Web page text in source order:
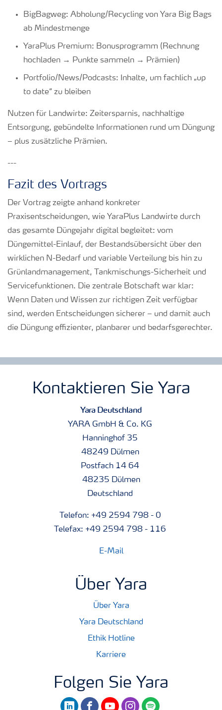
BigBagweg: Abholung/Recycling von Yara Big Bags
ab Mindestmenge
YaraPlus Premium: Bonusprogramm (Rechnung
hochladen → Punkte sammeln → Prämien)
Portfolio/News/Podcasts: Inhalte, um fachlich „up
to date“ zu bleiben
Nutzen für Landwirte: Zeitersparnis, nachhaltige
Entsorgung, gebündelte Informationen rund um Düngung
– plus zusätzliche Prämien.
---
Fazit des Vortrags
Der Vortrag zeigte anhand konkreter
Praxisentscheidungen, wie YaraPlus Landwirte durch
das gesamte Düngejahr digital begleitet: vom
Düngemittel-Einlauf, der Bestandsübersicht über den
wirklichen N-Bedarf und variable Verteilung bis hin zu
Grünlandmanagement, Tankmischungs-Sicherheit und
Servicefunktionen. Die zentrale Botschaft war klar:
Wenn Daten und Wissen zur richtigen Zeit verfügbar
sind, werden Entscheidungen sicherer – und damit auch
die Düngung effizienter, planbarer und bedarfsgerechter.
Kontaktieren Sie Yara
Yara Deutschland
YARA GmbH & Co. KG
Hanninghof 35
48249 Dülmen
Postfach 14 64
48235 Dülmen
Deutschland
Telefon: +49 2594 798 - 0
Telefax: +49 2594 798 - 116
E-Mail
Über Yara
Über Yara
Yara Deutschland
Ethik Hotline
Karriere
Folgen Sie Yara
linkedinfacebookyoutubeinstagram
spotify